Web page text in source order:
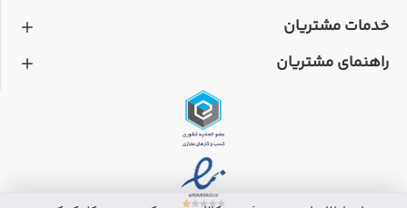
خدمات مشتریان
راهنمای مشتریان